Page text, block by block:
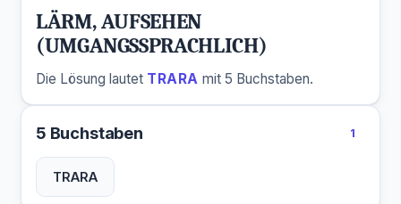
LÄRM, AUFSEHEN
(UMGANGSSPRACHLICH)
Die Lösung lautet TRARA mit 5 Buchstaben.
5 Buchstaben 1
TRARA